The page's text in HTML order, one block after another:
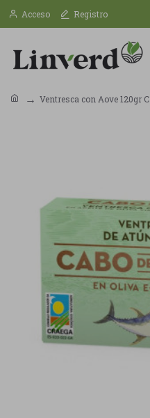
Acceso Registro
Ventresca con Aove 120gr